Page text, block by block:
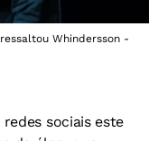
Whindersson -
sociais este